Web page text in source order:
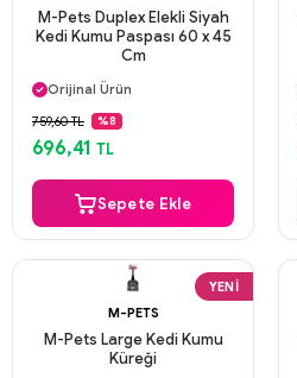
M-Pets Duplex Elekli Siyah
Kedi Kumu Paspası 60 x 45
Cm
Aynı Gün Kargo
Orijinal Ürün
Güvenli Ödeme
Aynı Gün Kargo
759,60 TL %8
696,41 TL
Sepete Ekle
YENI
M-PETS
M-Pets Large Kedi Kumu
Küreği
Aynı Gün Kargo